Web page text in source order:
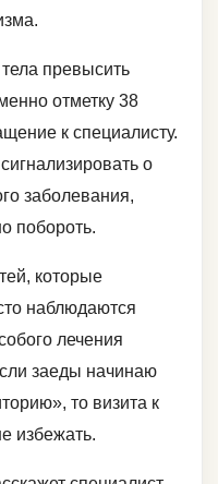
превысить
отметку 38
к специалисту.
о
заболевания,
побороть.
которые
наблюдаются
лечения
заеды начинаю
то визита к
избежать.